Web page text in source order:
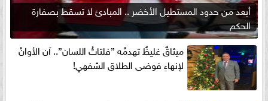
أبعد من حدود المستطيل الأخضر .. المبادئ لا تسقط بصفارة
الحكم
ميثاقٌ غليظٌ تهدمُه ”فلتاتُ اللسان”.. آن الأوانُ
لإنهاءِ فوضى الطلاق الشفهي!